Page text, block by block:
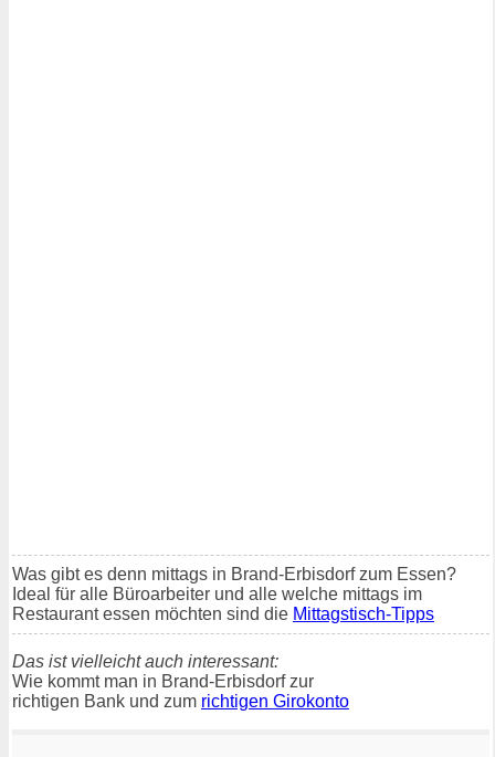
Was gibt es denn mittags in Brand-Erbisdorf zum Essen?
Ideal für alle Büroarbeiter und alle welche mittags im
Restaurant essen möchten sind die Mittagstisch-Tipps
Das ist vielleicht auch interessant:
Wie kommt man in Brand-Erbisdorf zur
richtigen Bank und zum richtigen Girokonto